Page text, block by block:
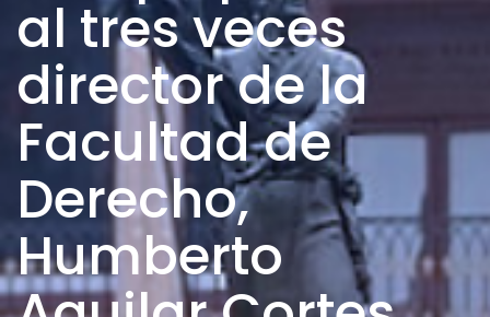
al tres veces
director de la
Facultad de
Derecho,
Humberto